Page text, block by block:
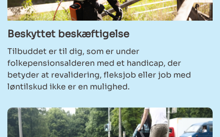
Beskyttet beskæftigelse
Tilbuddet er til dig, som er under
folkepensionsalderen med et handicap, der
betyder at revalidering, fleksjob eller job med
løntilskud ikke er en mulighed.